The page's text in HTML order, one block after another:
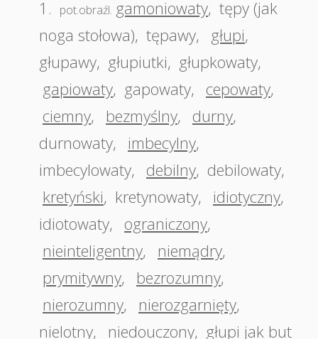
1.
pot.obraźl. gamoniowaty, tępy (jak
noga stołowa), tępawy, głupi,
głupawy, głupiutki, głupkowaty,
gapiowaty, gapowaty, cepowaty,
ciemny, bezmyślny, durny,
durnowaty, imbecylny,
imbecylowaty, debilny, debilowaty,
kretyński, kretynowaty, idiotyczny,
idiotowaty, ograniczony,
nieinteligentny, niemądry,
prymitywny, bezrozumny,
nierozumny, nierozgarnięty,
nielotny, niedouczony, głupi jak but